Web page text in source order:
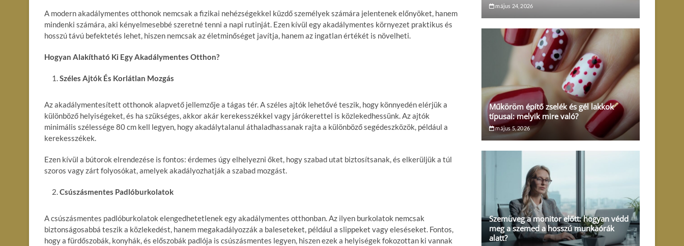
A modern akadálymentes otthonok nemcsak a fizikai nehézségekkel küzdő személyek számára jelentenek előnyöket, hanem
mindenki számára, aki kényelmesebbé szeretné tenni a napi rutinját. Ezen kívül egy akadálymentes környezet praktikus és
hosszú távú befektetés lehet, hiszen nemcsak az életminőséget javítja, hanem az ingatlan értékét is növelheti.
Hogyan Alakítható Ki Egy Akadálymentes Otthon?
Széles Ajtók És Korlátlan Mozgás
Az akadálymentesített otthonok alapvető jellemzője a tágas tér. A széles ajtók lehetővé teszik, hogy könnyedén elérjük a
különböző helyiségeket, és ha szükséges, akkor akár kerekesszékkel vagy járókerettel is közlekedhessünk. Az ajtók
minimális szélessége 80 cm kell legyen, hogy akadálytalanul áthaladhassanak rajta a különböző segédeszközök, például a
kerekesszékek.
Ezen kívül a bútorok elrendezése is fontos: érdemes úgy elhelyezni őket, hogy szabad utat biztosítsanak, és elkerüljük a túl
szoros vagy zárt folyosókat, amelyek akadályozhatják a szabad mozgást.
Csúszásmentes Padlóburkolatok
A csúszásmentes padlóburkolatok elengedhetetlenek egy akadálymentes otthonban. Az ilyen burkolatok nemcsak
biztonságosabbá teszik a közlekedést, hanem megakadályozzák a baleseteket, például a slippeket vagy eleséseket. Fontos,
hogy a fürdőszobák, konyhák, és előszobák padlója is csúszásmentes legyen, hiszen ezek a helyiségek fokozottan ki vannak
május 24, 2026
Műköröm építő zselék és gél lakkok
típusai: melyik mire való?
május 5, 2026
Szemüveg a monitor előtt: hogyan védd
meg a szemed a hosszú munkaórák
alatt?